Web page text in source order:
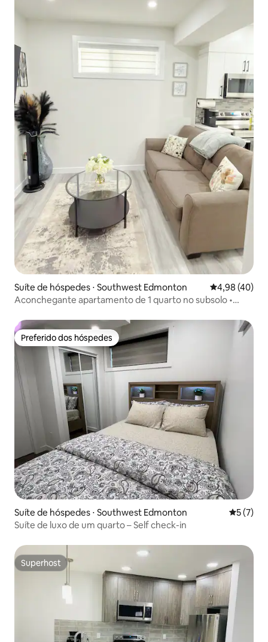
Suíte de hóspedes ⋅ Southwest Edmonton 4,98 de uma
4,98 (40)
Aconchegante apartamento de 1 quarto no subsolo •
Preferido dos hóspedes
Preferido dos hóspedes
Suíte de hóspedes ⋅ Southwest Edmonton 5 de
5 (7)
Suíte de luxo de um quarto – Self check-in
Superhost
Superhost